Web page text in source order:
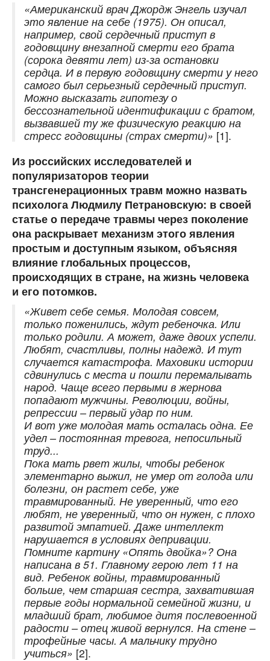
«Американский врач Джордж Энгель изучал
это явление на себе (1975). Он описал,
например, свой сердечный приступ в
годовщину внезапной смерти его брата
(сорока девяти лет) из-за остановки
сердца. И в первую годовщину смерти у него
самого был серьезный сердечный приступ.
Можно высказать гипотезу о
бессознательной идентификации с братом,
вызвавшей ту же физическую реакцию на
стресс годовщины (страх смерти)» [1].
Из российских исследователей и
популяризаторов теории
трансгенерационных травм можно назвать
психолога Людмилу Петрановскую: в своей
статье о передаче травмы через поколение
она раскрывает механизм этого явления
простым и доступным языком, объясняя
влияние глобальных процессов,
происходящих в стране, на жизнь человека
и его потомков.
«Живет себе семья. Молодая совсем,
только поженились, ждут ребеночка. Или
только родили. А может, даже двоих успели.
Любят, счастливы, полны надежд. И тут
случается катастрофа. Маховики истории
сдвинулись с места и пошли перемалывать
народ. Чаще всего первыми в жернова
попадают мужчины. Революции, войны,
репрессии – первый удар по ним.
И вот уже молодая мать осталась одна. Ее
удел – постоянная тревога, непосильный
труд...
Пока мать рвет жилы, чтобы ребенок
элементарно выжил, не умер от голода или
болезни, он растет себе, уже
травмированный. Не уверенный, что его
любят, не уверенный, что он нужен, с плохо
развитой эмпатией. Даже интеллект
нарушается в условиях депривации.
Помните картину «Опять двойка»? Она
написана в 51. Главному герою лет 11 на
вид. Ребенок войны, травмированный
больше, чем старшая сестра, захватившая
первые годы нормальной семейной жизни, и
младший брат, любимое дитя послевоенной
радости – отец живой вернулся. На стене –
трофейные часы. А мальчику трудно
учиться» [2].